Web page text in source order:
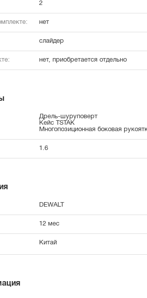
2
нет
слайдер
нет, приобретается отдельно
Дрель-шуруповерт
Кейс TSTAK
Многопозиционная боковая
1.6
DEWALT
12 мес
Китай